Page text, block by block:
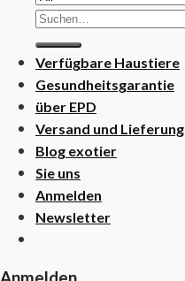
Suchen
nach:
Verfügbare Haustiere
Gesundheitsgarantie
über EPD
Versand und Lieferung
Blog exotier
Sie uns
Anmelden
Newsletter